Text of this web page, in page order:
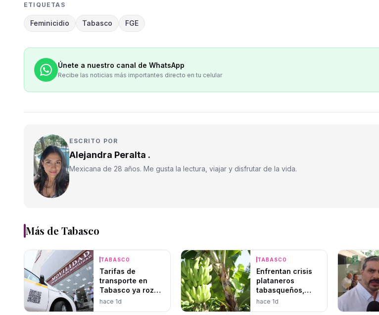
ETIQUETAS
Feminicidio Tabasco FGE
Únete a nuestro canal de WhatsApp
Recibe las noticias más importantes directo en tu celular
ESCRITO POR
Alejandra Peralta .
Mexicana de 28 años. Me gusta la lectura, viajar y disfrutar de la vida.
Más de Tabasco
TABASCO
Tarifas de
transporte en
Tabasco ya rozan
precios de Uber y
hace 1d
TABASCO
Enfrentan crisis
plataneros
tabasqueños,
esperan resurgir
hace 1d